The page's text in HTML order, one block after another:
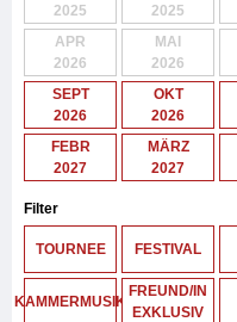
2025
2025
APR
2026
MAI
2026
SEPT
2026
OKT
2026
FEBR
2027
MÄRZ
2027
Filter
TOURNEE FESTIVAL
KAMMERMUSIK
FREUND/IN
EXKLUSIV